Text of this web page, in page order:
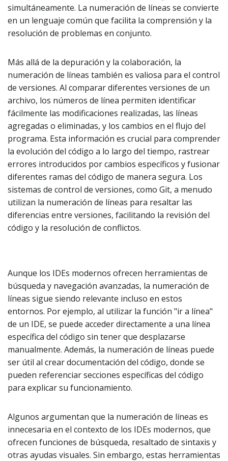
simultáneamente. La numeración de líneas se convierte
en un lenguaje común que facilita la comprensión y la
resolución de problemas en conjunto.
Más allá de la depuración y la colaboración, la
numeración de líneas también es valiosa para el control
de versiones. Al comparar diferentes versiones de un
archivo, los números de línea permiten identificar
fácilmente las modificaciones realizadas, las líneas
agregadas o eliminadas, y los cambios en el flujo del
programa. Esta información es crucial para comprender
la evolución del código a lo largo del tiempo, rastrear
errores introducidos por cambios específicos y fusionar
diferentes ramas del código de manera segura. Los
sistemas de control de versiones, como Git, a menudo
utilizan la numeración de líneas para resaltar las
diferencias entre versiones, facilitando la revisión del
código y la resolución de conflictos.
Aunque los IDEs modernos ofrecen herramientas de
búsqueda y navegación avanzadas, la numeración de
líneas sigue siendo relevante incluso en estos
entornos. Por ejemplo, al utilizar la función "ir a línea"
de un IDE, se puede acceder directamente a una línea
específica del código sin tener que desplazarse
manualmente. Además, la numeración de líneas puede
ser útil al crear documentación del código, donde se
pueden referenciar secciones específicas del código
para explicar su funcionamiento.
Algunos argumentan que la numeración de líneas es
innecesaria en el contexto de los IDEs modernos, que
ofrecen funciones de búsqueda, resaltado de sintaxis y
otras ayudas visuales. Sin embargo, estas herramientas